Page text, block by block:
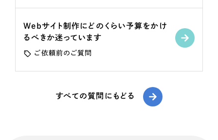
LP（ランディングページ）
キャンペーン・プロモーションサイト
ブランディング（ロゴ・印刷物）
その他
お客様インタビュー
Webサイト制作にどのくらい予算をかけ
るべきか迷っています
ご依頼前のご質問
すべての質問にもどる